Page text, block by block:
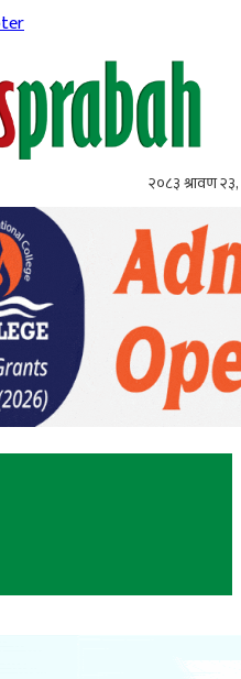
२०८३ श्रावण २३,